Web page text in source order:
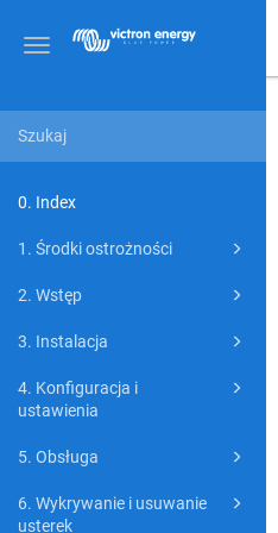
Toggle
0. Index
1. Środki ostrożności
2. Wstęp
3. Instalacja
4. Konfiguracja i
ustawienia
5. Obsługa
6. Wykrywanie i usuwanie
usterek